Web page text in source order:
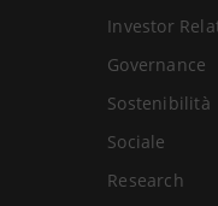
Investor
Governance
Sostenibilità
Sociale
Research